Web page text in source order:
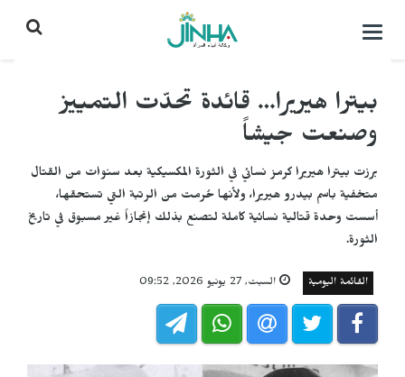
التحكم
بيترا هيريرا… قائدة تحدّت التمييز
وصنعت جيشاً
برزت بيترا هيريرا كرمز نسائي في الثورة المكسيكية بعد سنوات من القتال
متخفية باسم بيدرو هيريرا، ولأنها حُرمت من الرتبة التي تستحقها،
أسست وحدة قتالية نسائية كاملة لتصنع بذلك إنجازاً غير مسبوق في تاريخ
الثورة.
القائمة اليومية السبت, 27 يونيو 2026, 09:52